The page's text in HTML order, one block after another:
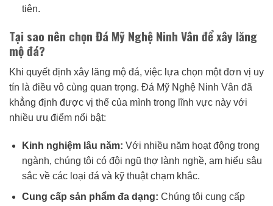
tiên.
Tại sao nên chọn Đá Mỹ Nghệ Ninh Vân để xây lăng
mộ đá?
Khi quyết định xây lăng mộ đá, việc lựa chọn một đơn vị uy
tín là điều vô cùng quan trọng. Đá Mỹ Nghệ Ninh Vân đã
khẳng định được vị thế của mình trong lĩnh vực này với
nhiều ưu điểm nổi bật:
Kinh nghiệm lâu năm: Với nhiều năm hoạt động trong
ngành, chúng tôi có đội ngũ thợ lành nghề, am hiểu sâu
sắc về các loại đá và kỹ thuật chạm khắc.
Cung cấp sản phẩm đa dạng: Chúng tôi cung cấp